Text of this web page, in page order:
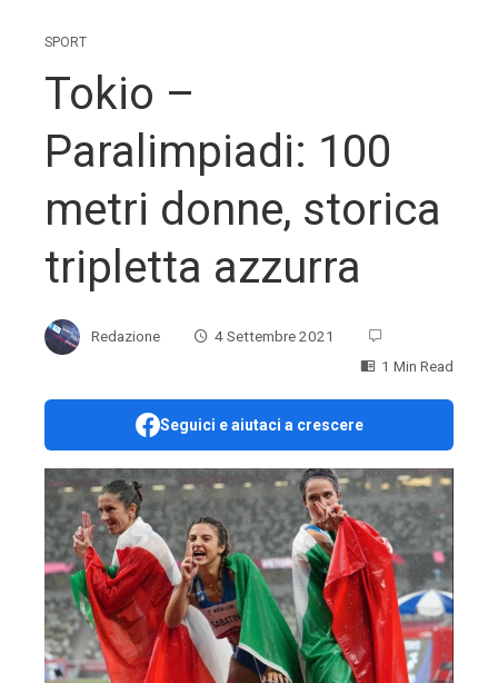
SPORT
Tokio –
Paralimpiadi: 100
metri donne, storica
tripletta azzurra
Redazione
4 Settembre 2021
1 Min Read
Seguici e aiutaci a crescere